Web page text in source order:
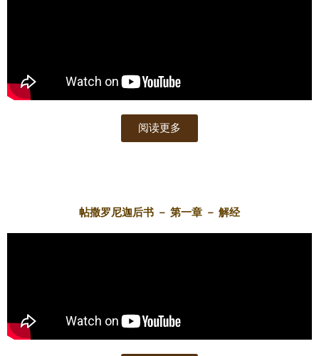
阅读更多
帖撒罗尼迦后书 － 第一章 － 解经